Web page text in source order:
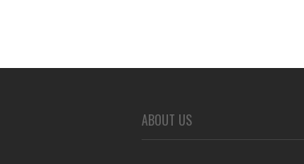
ABOUT US